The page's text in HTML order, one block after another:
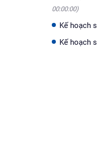
00:00:00)
Kế hoạch
Kế hoạch